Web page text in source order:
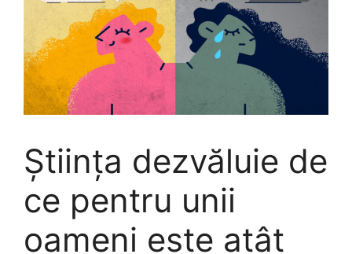
Știința dezvăluie de
ce pentru unii
oameni este atât